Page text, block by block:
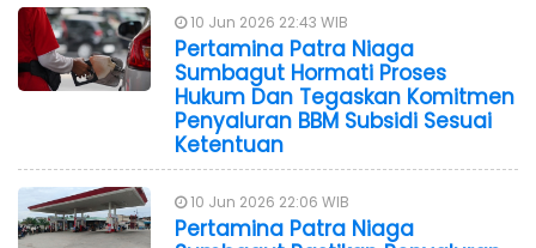
10 Jun 2026 22:43 WIB
Pertamina Patra Niaga
Sumbagut Hormati Proses
Hukum Dan Tegaskan Komitmen
Penyaluran BBM Subsidi Sesuai
Ketentuan
10 Jun 2026 22:06 WIB
Pertamina Patra Niaga